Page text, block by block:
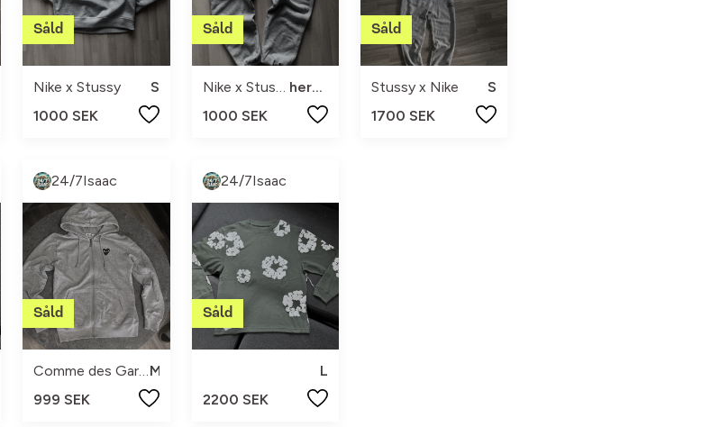
Nike x Stussy
S
1000 SEK
Nike x Stussy
herr s
1000 SEK
Stussy x Nike
S
1700 SEK
24/7Isaac
Comme des Garçons
999 SEK
24/7Isaac
L
2200 SEK